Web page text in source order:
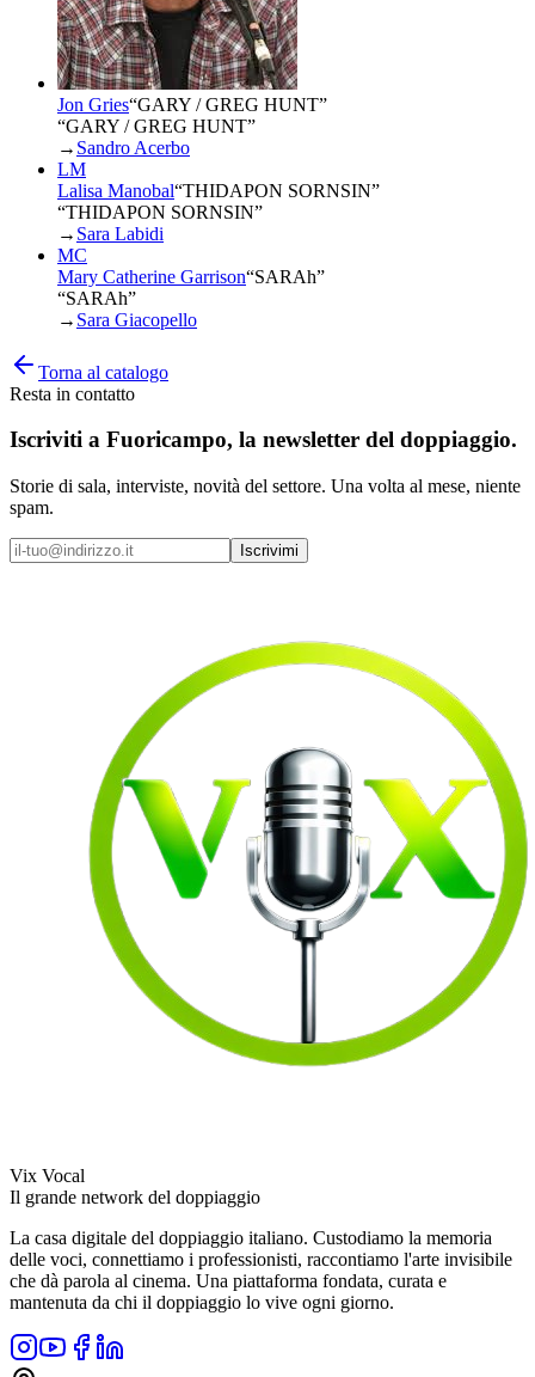
Jon Gries“GARY / GREG HUNT”
“GARY / GREG HUNT”
→ Sandro Acerbo
LM
Lalisa Manobal“THIDAPON SORNSIN”
“THIDAPON SORNSIN”
→ Sara Labidi
MC
Mary Catherine Garrison“SARAh”
“SARAh”
→ Sara Giacopello
Torna al catalogo
Resta in contatto
Iscriviti a Fuoricampo, la newsletter del doppiaggio.
Storie di sala, interviste, novità del settore. Una volta al mese, niente
spam.
Iscrivimi
Vix Vocal
Il grande network del doppiaggio
La casa digitale del doppiaggio italiano. Custodiamo la memoria
delle voci, connettiamo i professionisti, raccontiamo l'arte invisibile
che dà parola al cinema. Una piattaforma fondata, curata e
mantenuta da chi il doppiaggio lo vive ogni giorno.